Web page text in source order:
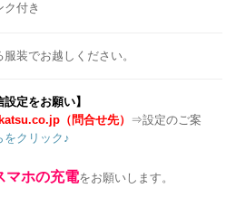
ク付き
装でお越しください。
設定をお願い】
（問合せ先）
⇒設定のご案
をクリック♪
マホの充電をお願いします。